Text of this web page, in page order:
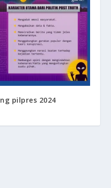
pilpres 2024